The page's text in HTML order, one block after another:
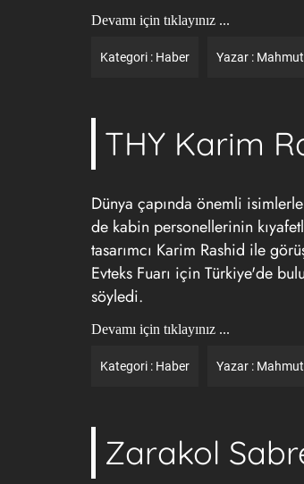
Devamı için tıklayınız ...
Kategori : Haber Yazar :
THY Karim
Dünya çapında önemli
de kabin personellerinin
tasarımcı Karim Rashid ile
Evteks Fuarı için Türkiye'de
söyledi.
Devamı için tıklayınız ...
Kategori : Haber Yazar :
Zarakol